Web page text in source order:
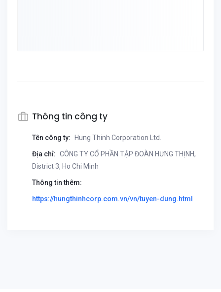
Thông tin công ty
Tên công ty: Hung Thinh Corporation Ltd.
Địa chỉ: CÔNG TY CỔ PHẦN TẬP ĐOÀN HƯNG THỊNH,
District 3, Ho Chi Minh
Thông tin thêm:
https://hungthinhcorp.com.vn/vn/tuyen-dung.html